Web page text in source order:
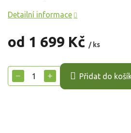
od 1 699 Kč / ks
cena:
+
− Přidat do
Detailní informace